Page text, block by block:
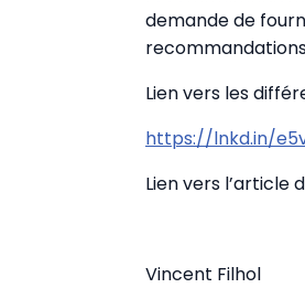
demande de
Lien vers les
https://lnkd.in/
Lien vers l’article
Vincent Filhol